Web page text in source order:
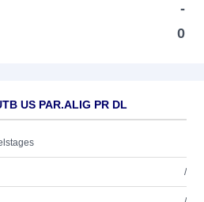
-
0
US PAR.ALIG PR DL
/